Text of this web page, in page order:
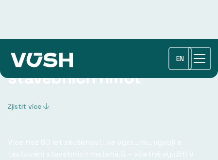
EN
Výzkumný ústav
stavebních hmot
Zjistit více
Více než 80 let zkušeností ve výzkumu, vývoji a
testování stavebních materiálů – včetně využití v